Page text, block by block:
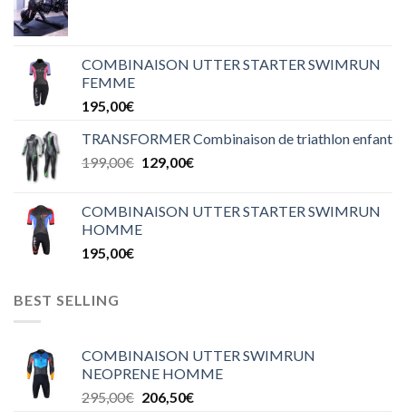
COMBINAISON UTTER STARTER SWIMRUN
FEMME
195,00€
TRANSFORMER Combinaison de triathlon enfant
199,00€ 129,00€
COMBINAISON UTTER STARTER SWIMRUN
HOMME
195,00€
BEST SELLING
COMBINAISON UTTER SWIMRUN
NEOPRENE HOMME
295,00€ 206,50€